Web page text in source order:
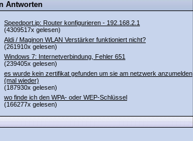
Antworten
Speedport.ip: Router konfigurieren - 192.168.2.1
(4309517x gelesen)
Aldi / Maginon WLAN Verstärker funktioniert nicht?
(261910x gelesen)
Windows 7: Internetverbindung, Fehler 651
(239405x gelesen)
es wurde kein zertifikat gefunden um sie am netzwerk anzumelden
(mal wieder)
(187930x gelesen)
wo finde ich den WPA- oder WEP-Schlüssel
(166277x gelesen)